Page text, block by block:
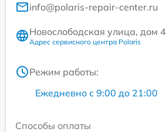
info@polaris-repair-center.ru
Новослободская улица, дом 4
Адрес сервисного центра Polaris
Режим работы:
Ежедневно с 9:00 до 21:00
Способы оплаты